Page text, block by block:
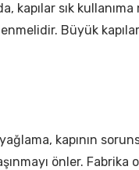
kapılar sık
Büyük
kapının
önler.